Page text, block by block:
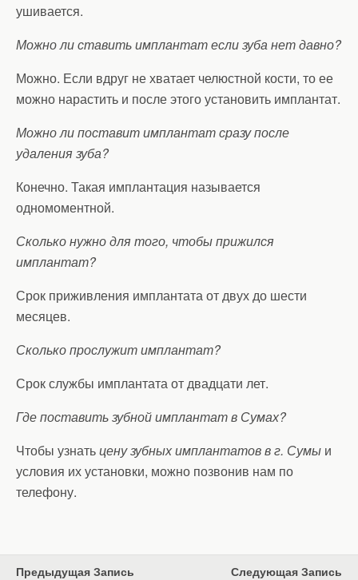
ушивается.
Можно ли ставить имплантат если зуба нет давно?
Можно. Если вдруг не хватает челюстной кости, то ее
можно нарастить и после этого установить имплантат.
Можно ли поставит имплантат сразу после
удаления зуба?
Конечно. Такая имплантация называется
одномоментной.
Сколько нужно для того, чтобы прижился
имплантат?
Срок приживления имплантата от двух до шести
месяцев.
Сколько прослужит имплантат?
Срок службы имплантата от двадцати лет.
Где поставить зубной имплантат в Сумах?
Чтобы узнатьцену зубных имплантатов в г. Сумы и
условия их установки, можно позвонив нам по
телефону.
Предыдущая Запись Следующая Запись